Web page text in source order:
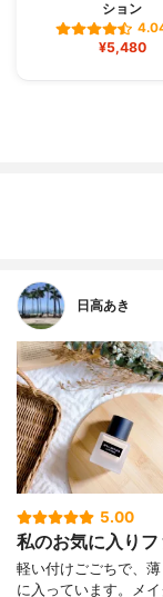
ション
¥5,480
日高あき
5.00
私のお気に入り
軽い付けごごちで、
に入っています。メ